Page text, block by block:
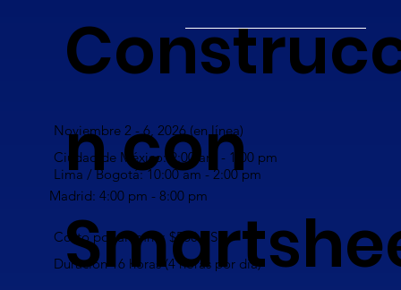
n con
Noviembre 2 - 6, 2026 (en línea)
Duración 16 horas (4 horas por día)
Costo por alumno: $560 USD
Lima / Bogotá: 10:00 am - 2:00 pm
Ciudad de México: 9:00 am - 1:00 pm
Madrid: 4:00 pm - 8:00 pm